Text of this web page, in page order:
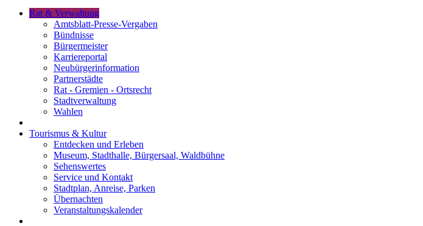
Rat & Verwaltung
Amtsblatt-Presse-Vergaben
Bündnisse
Bürgermeister
Karriereportal
Neubürgerinformation
Partnerstädte
Rat - Gremien - Ortsrecht
Stadtverwaltung
Wahlen
Tourismus & Kultur
Entdecken und Erleben
Museum, Stadthalle, Bürgersaal, Waldbühne
Sehenswertes
Service und Kontakt
Stadtplan, Anreise, Parken
Übernachten
Veranstaltungskalender